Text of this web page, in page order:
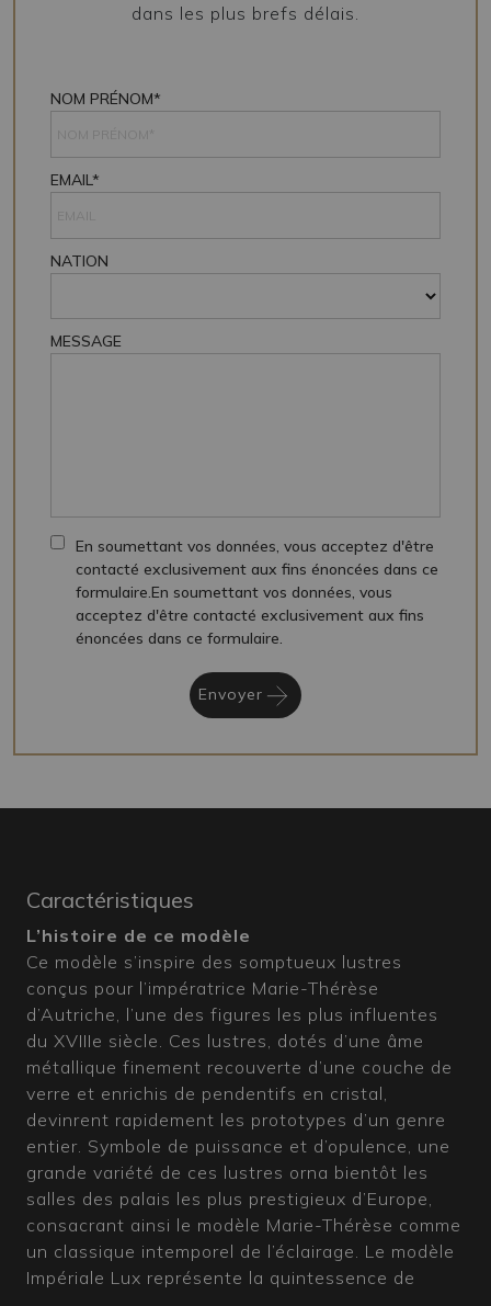
dans les plus brefs délais.
NOM PRÉNOM*
EMAIL*
NATION
MESSAGE
En soumettant vos données, vous acceptez d'être
contacté exclusivement aux fins énoncées dans ce
formulaire.En soumettant vos données, vous
acceptez d'être contacté exclusivement aux fins
énoncées dans ce formulaire.
Envoyer
Caractéristiques
L’histoire de ce modèle
Ce modèle s’inspire des somptueux lustres
conçus pour l’impératrice Marie-Thérèse
d’Autriche, l’une des figures les plus influentes
du XVIIIe siècle. Ces lustres, dotés d’une âme
métallique finement recouverte d’une couche de
verre et enrichis de pendentifs en cristal,
devinrent rapidement les prototypes d’un genre
entier. Symbole de puissance et d’opulence, une
grande variété de ces lustres orna bientôt les
salles des palais les plus prestigieux d’Europe,
consacrant ainsi le modèle Marie-Thérèse comme
un classique intemporel de l’éclairage. Le modèle
Impériale Lux représente la quintessence de